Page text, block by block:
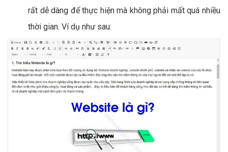
rất dễ dàng để thực hiện mà không phải mất quá nhiều
thời gian. Ví dụ như sau: